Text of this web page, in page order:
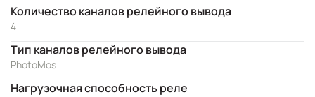
Количество каналов релейного вывода
4
Тип каналов релейного вывода
PhotoMos
Нагрузочная способность реле